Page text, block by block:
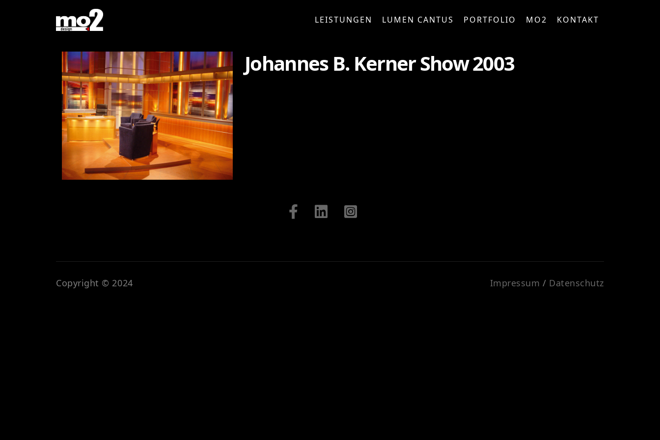
LEISTUNGEN LUMEN CANTUS PORTFOLIO MO2 KONTAKT
Johannes B. Kerner Show 2003
Copyright © 2024 Impressum / Datenschutz